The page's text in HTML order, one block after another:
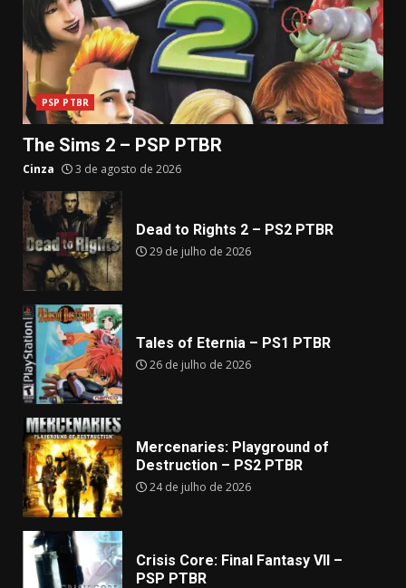
PSP PTBR
The Sims 2 – PSP PTBR
Cinza 3 de agosto de 2026
Dead to Rights 2 – PS2 PTBR
29 de julho de 2026
Tales of Eternia – PS1 PTBR
26 de julho de 2026
Mercenaries: Playground of
Destruction – PS2 PTBR
24 de julho de 2026
Crisis Core: Final Fantasy VII –
PSP PTBR